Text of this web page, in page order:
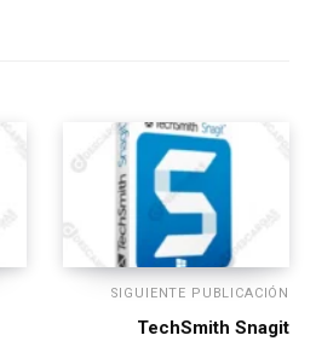
SIGUIENTE PUBLICACIÓN
TechSmith Snagit